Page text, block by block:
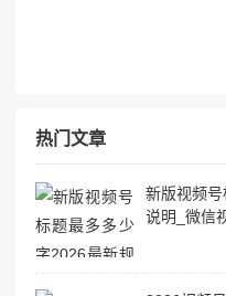
热门文章
新版视频
说明_微信